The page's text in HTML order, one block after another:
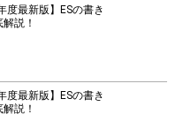
度最新版】ESの書き
説！
度最新版】ESの書き
説！